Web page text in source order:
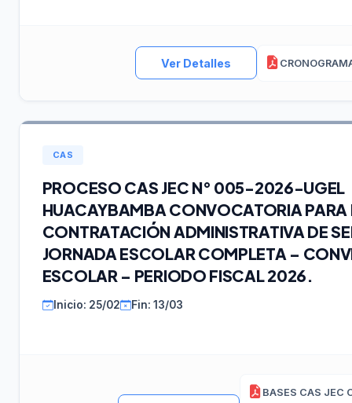
Ver Detalles
CAS
PROCESO CAS JEC N° 005-2026-UGEL
HUACAYBAMBA CONVOCATORIA PARA
CONTRATACIÓN ADMINISTRATIVA DE
JORNADA ESCOLAR COMPLETA –
ESCOLAR – PERIODO FISCAL 2026.
Inicio: 25/02 Fin: 13/03